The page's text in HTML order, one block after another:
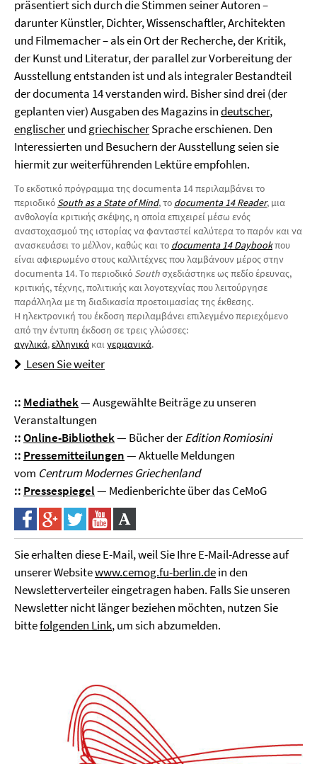
präsentiert sich durch die Stimmen seiner Autoren –
darunter Künstler, Dichter, Wissenschaftler, Architekten
und Filmemacher – als ein Ort der Recherche, der Kritik,
der Kunst und Literatur, der parallel zur Vorbereitung der
Ausstellung entstanden ist und als integraler Bestandteil
der documenta 14 verstanden wird. Bisher sind drei (der
geplanten vier) Ausgaben des Magazins indeutscher,
englischerund griechischerSprache erschienen. Den
Interessierten und Besuchern der Ausstellung seien sie
hiermit zur weiterführenden Lektüre empfohlen.
Το εκδοτικό πρόγραμμα της documenta 14 περιλαμβάνει το
περιοδικό South as a State of Mind, το documenta 14 Reader, μια
ανθολογία κριτικής σκέψης, η οποία επιχειρεί μέσω ενός
αναστοχασμού της ιστορίας να φανταστεί καλύτερα το παρόν και να
ανασκευάσει το μέλλον, καθώς και το documenta 14 Daybookπου
είναι αφιερωμένο στους καλλιτέχνες που λαμβάνουν μέρος στην
documenta 14. Το περιοδικό Southσχεδιάστηκε ως πεδίο έρευνας,
κριτικής, τέχνης, πολιτικής και λογοτεχνίας που λειτούργησε
παράλληλα με τη διαδικασία προετοιμασίας της έκθεσης.
Η ηλεκτρονική του έκδοση περιλαμβάνει επιλεγμένο περιεχόμενο
από την έντυπη έκδοση σε τρεις γλώσσες:
αγγλικά,ελληνικά καιγερμανικά.
Lesen Sie weiter
:: Mediathek— Ausgewählte Beiträge zu unseren
Veranstaltungen
::Online-Bibliothek— Bücher derEdition Romiosini
:: Pressemitteilungen— Aktuelle Meldungen
vom Centrum Modernes Griechenland
:: Pressespiegel— Medienberichte über das CeMoG
Sie erhalten diese E-Mail, weil Sie Ihre E-Mail-Adresse auf
unserer Websitewww.cemog.fu-berlin.dein den
Newsletterverteiler eingetragen haben. Falls Sie unseren
Newsletter nicht länger beziehen möchten, nutzen Sie
bittefolgenden Link, um sich abzumelden.